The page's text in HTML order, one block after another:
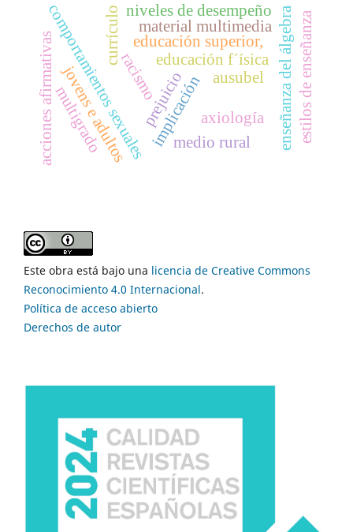
currículo
implicaciónaxiología
material multimedia enseñanza del álgebra
comportamientos sexualeseducación superior,
niveles de desempeño
educación f´ísica estilos de enseñanza
acciones afirmativas racismoprejuicio ausubel
medio rural
jovens e adultos
multigrado
Este obra está bajo una licencia de Creative Commons
Reconocimiento 4.0 Internacional.
Política de acceso abierto
Derechos de autor